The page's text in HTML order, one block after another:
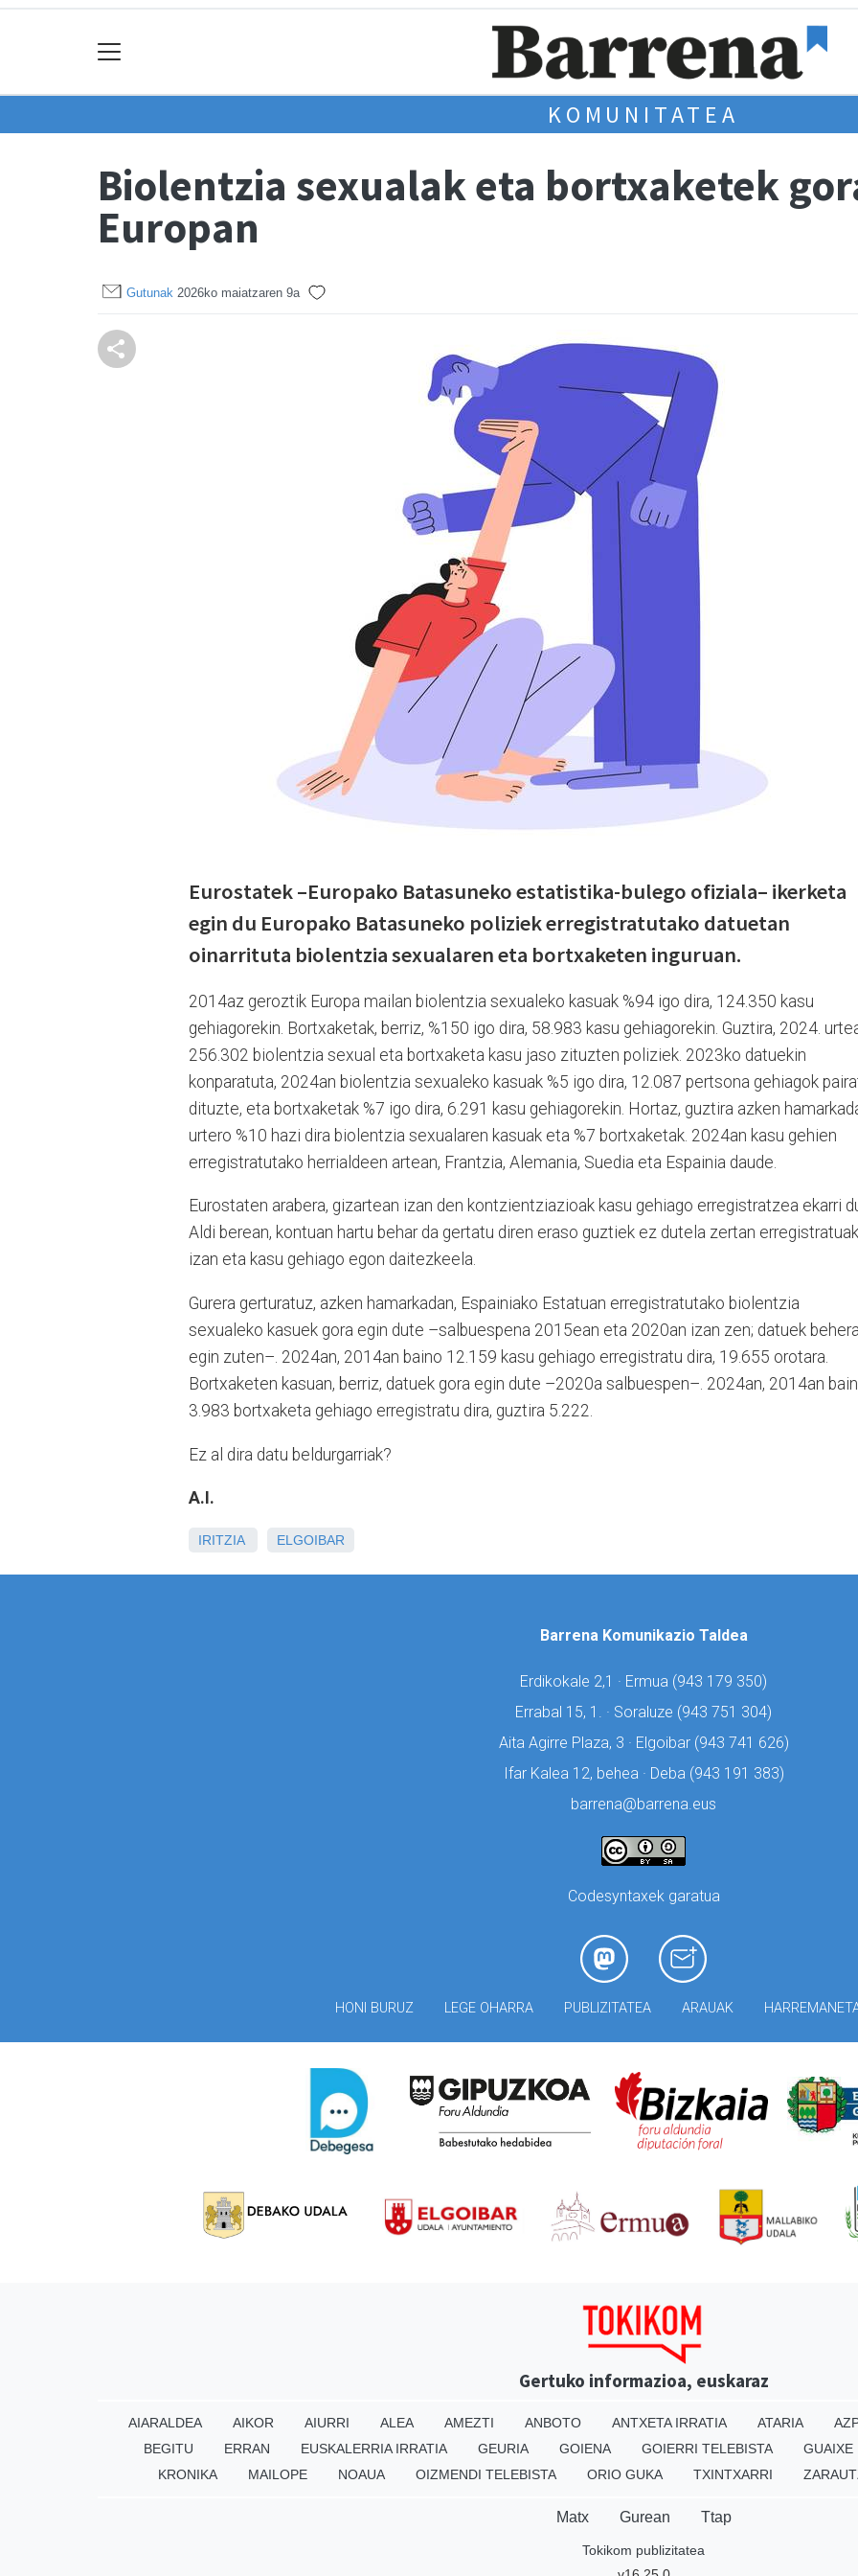
KOMUNITATEA
Biolentzia sexualak eta bortxaketek
Europan
Gutunak 2026ko maiatzaren 9a
Eurostatek –Europako Batasuneko estatistika-bulego ofiziala– ikerketa
egin du Europako Batasuneko poliziek erregistratutako datuetan
oinarrituta biolentzia sexualaren eta bortxaketen inguruan.
2014az geroztik Europa mailan biolentzia sexualeko kasuak %94 igo dira, 124.350 kasu
gehiagorekin. Bortxaketak, berriz, %150 igo dira, 58.983 kasu gehiagorekin. Guztira, 2024.
256.302 biolentzia sexual eta bortxaketa kasu jaso zituzten poliziek. 2023ko datuekin
konparatuta, 2024an biolentzia sexualeko kasuak %5 igo dira, 12.087 pertsona gehiagok
dituzte, eta bortxaketak %7 igo dira, 6.291 kasu gehiagorekin. Hortaz, guztira azken
urtero %10 hazi dira biolentzia sexualaren kasuak eta %7 bortxaketak. 2024an kasu gehien
erregistratutako herrialdeen artean, Frantzia, Alemania, Suedia eta Espainia daude.
Eurostaten arabera, gizartean izan den kontzientziazioak kasu gehiago erregistratzea ekarri
Aldi berean, kontuan hartu behar da gertatu diren eraso guztiek ez dutela zertan erregistratuak
izan eta kasu gehiago egon daitezkeela.
Gurera gerturatuz, azken hamarkadan, Espainiako Estatuan erregistratutako biolentzia
sexualeko kasuek gora egin dute –salbuespena 2015ean eta 2020an izan zen; datuek
egin zuten–. 2024an, 2014an baino 12.159 kasu gehiago erregistratu dira, 19.655 orotara.
Bortxaketen kasuan, berriz, datuek gora egin dute –2020a salbuespen–. 2024an, 2014an
3.983 bortxaketa gehiago erregistratu dira, guztira 5.222.
Ez al dira datu beldurgarriak?
A.I.
IRITZIA ELGOIBAR
Barrena Komunikazio Taldea
Erdikokale 2,1 · Ermua (943 179 350)
Errabal 15, 1. · Soraluze (943 751 304)
Aita Agirre Plaza, 3 · Elgoibar (943 741 626)
Ifar Kalea 12, behea · Deba (943 191 383)
barrena@barrena.eus
Codesyntaxek garatua
HONI BURUZ LEGE OHARRA PUBLIZITATEA ARAUAK
Gertuko informazioa, euskaraz
AIARALDEA AIKOR AIURRI ALEA AMEZTI ANBOTO ANTXETA IRRATIA ATARIA
BEGITU
ERRAN EUSKALERRIA IRRATIA GEURIA GOIENA GOIERRI TELEBISTA
GUAIXE
KRONIKA
MAILOPE NOAUA OIZMENDI TELEBISTA ORIO GUKA TXINTXARRI
Matx Gurean Ttap
Tokikom publizitatea